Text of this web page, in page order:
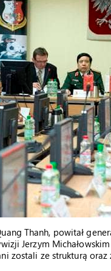
Thanh, powitał
Jerzym
zostali ze strukturą